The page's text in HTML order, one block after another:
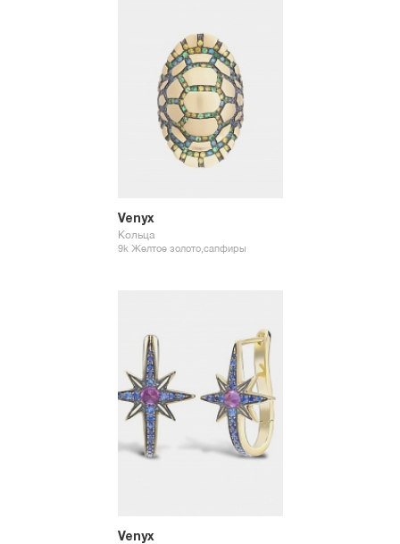
Venyx
Кольца
9k Желтое золото,сапфиры
Venyx